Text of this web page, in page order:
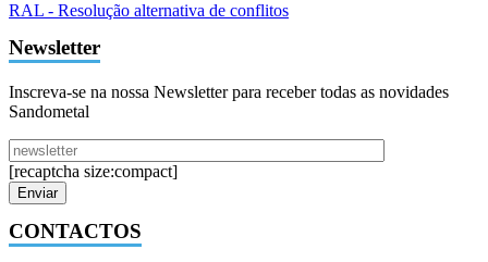
RAL - Resolução alternativa de conflitos
Newsletter
Inscreva-se na nossa Newsletter para receber todas as novidades
Sandometal
[recaptcha size:compact]
CONTACTOS